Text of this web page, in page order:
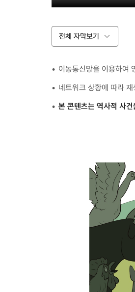
전체 자막보기
이동통신망을 이용하여
네트워크 상황에 따라
본 콘텐츠는 역사적 사